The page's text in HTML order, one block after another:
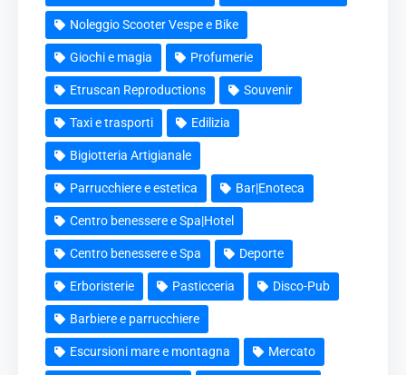
Noleggio Scooter Vespe e Bike
Giochi e magia Profumerie
Etruscan Reproductions Souvenir
Taxi e trasporti Edilizia
Bigiotteria Artigianale
Parrucchiere e estetica Bar|Enoteca
Centro benessere e Spa|Hotel
Centro benessere e Spa Deporte
Erboristerie Pasticceria Disco-Pub
Barbiere e parrucchiere
Escursioni mare e montagna Mercato